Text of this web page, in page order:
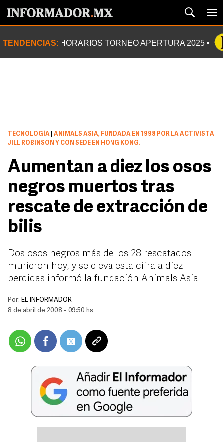
TENDENCIAS: HORARIOS TORNEO APERTURA 2025
TECNOLOGÍA
ANIMALS ASIA, FUNDADA EN 1998 POR LA ACTIVISTA
JILL ROBINSON Y CON SEDE EN HONG KONG.
Aumentan a diez los osos
negros muertos tras
rescate de extracción de
bilis
Dos osos negros más de los 28 rescatados
murieron hoy, y se eleva esta cifra a diez
perdidas informó la fundación Animals Asia
Por: EL INFORMADOR
8 de abril de 2008 - 09:50 hs